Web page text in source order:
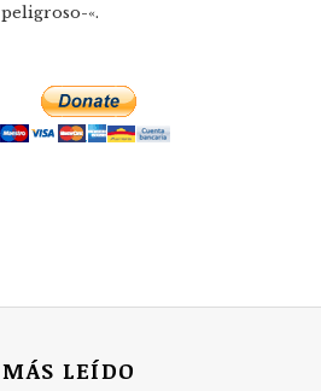
peligroso-«.
LEÍDO